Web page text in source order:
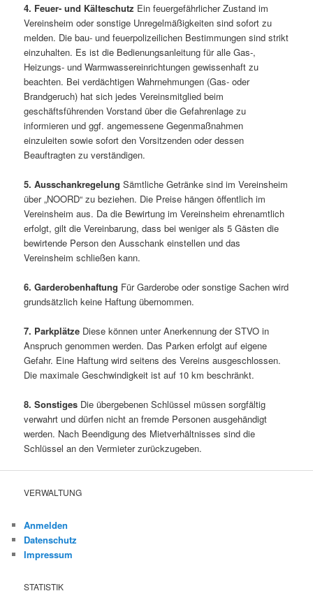
4. Feuer- und Kälteschutz Ein feuergefährlicher Zustand im
Vereinsheim oder sonstige Unregelmäßigkeiten sind sofort zu
melden. Die bau- und feuerpolizeilichen Bestimmungen sind strikt
einzuhalten. Es ist die Bedienungsanleitung für alle Gas-,
Heizungs- und Warmwassereinrichtungen gewissenhaft zu
beachten. Bei verdächtigen Wahrnehmungen (Gas- oder
Brandgeruch) hat sich jedes Vereinsmitglied beim
geschäftsführenden Vorstand über die Gefahrenlage zu
informieren und ggf. angemessene Gegenmaßnahmen
einzuleiten sowie sofort den Vorsitzenden oder dessen
Beauftragten zu verständigen.
5. Ausschankregelung Sämtliche Getränke sind im Vereinsheim
über „NOORD“ zu beziehen. Die Preise hängen öffentlich im
Vereinsheim aus. Da die Bewirtung im Vereinsheim ehrenamtlich
erfolgt, gilt die Vereinbarung, dass bei weniger als 5 Gästen die
bewirtende Person den Ausschank einstellen und das
Vereinsheim schließen kann.
6. Garderobenhaftung Für Garderobe oder sonstige Sachen wird
grundsätzlich keine Haftung übernommen.
7. Parkplätze Diese können unter Anerkennung der STVO in
Anspruch genommen werden. Das Parken erfolgt auf eigene
Gefahr. Eine Haftung wird seitens des Vereins ausgeschlossen.
Die maximale Geschwindigkeit ist auf 10 km beschränkt.
8. Sonstiges Die übergebenen Schlüssel müssen sorgfältig
verwahrt und dürfen nicht an fremde Personen ausgehändigt
werden. Nach Beendigung des Mietverhältnisses sind die
Schlüssel an den Vermieter zurückzugeben.
VERWALTUNG
Anmelden
Datenschutz
Impressum
STATISTIK